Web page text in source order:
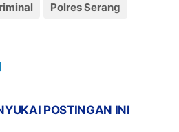
Polres Serang
POSTINGAN INI